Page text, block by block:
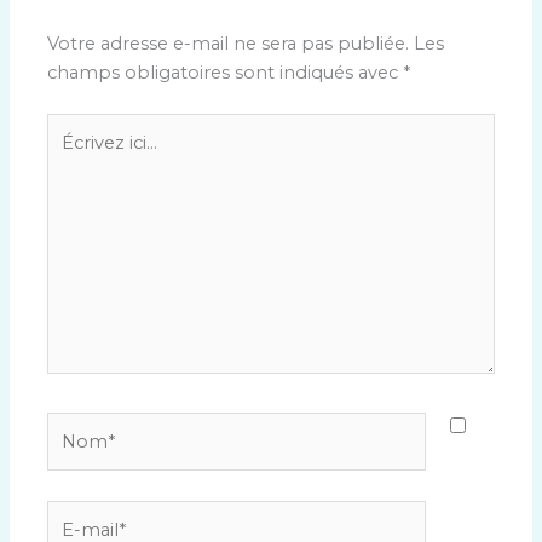
Votre adresse e-mail ne sera pas publiée. Les
champs obligatoires sont indiqués avec *
ici…